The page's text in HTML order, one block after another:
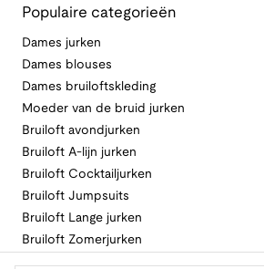
Populaire categorieën
Dames jurken
Dames blouses
Dames bruiloftskleding
Moeder van de bruid jurken
Bruiloft avondjurken
Bruiloft A-lijn jurken
Bruiloft Cocktailjurken
Bruiloft Jumpsuits
Bruiloft Lange jurken
Bruiloft Zomerjurken